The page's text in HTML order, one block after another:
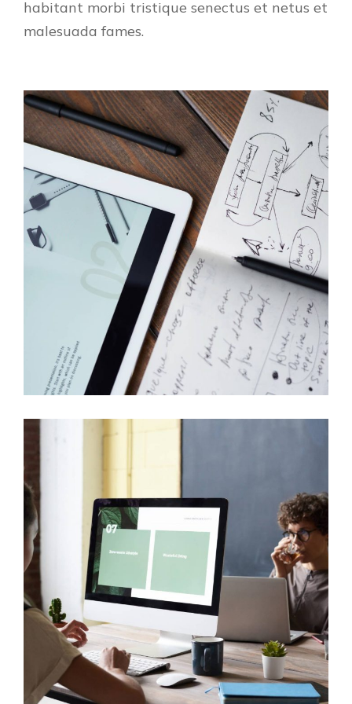
habitant morbi tristique senectus et netus et
malesuada fames.